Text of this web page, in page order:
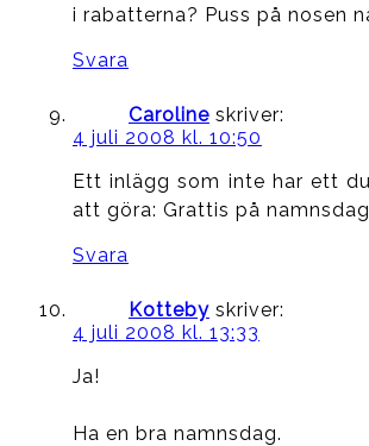
i rabatterna? Puss på nosen
Svara
Caroline skriver:
4 juli 2008 kl. 10:50
Ett inlägg som inte har ett
att göra: Grattis på
Svara
Kotteby skriver:
4 juli 2008 kl. 13:33
Ja!
Ha en bra namnsdag.